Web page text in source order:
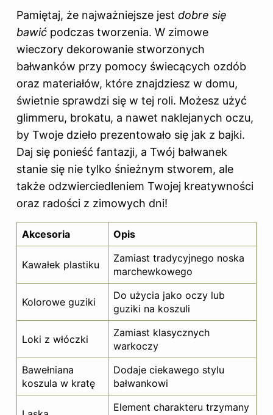
Pamiętaj, że najważniejsze jest dobre się
bawić podczas tworzenia. W zimowe
wieczory dekorowanie stworzonych
bałwanków przy pomocy świecących ozdób
oraz materiałów, które znajdziesz w domu,
świetnie sprawdzi się w tej roli. Możesz użyć
glimmeru, brokatu, a nawet naklejanych oczu,
by Twoje dzieło prezentowało się jak z bajki.
Daj się ponieść fantazji, a Twój bałwanek
stanie się nie tylko śnieżnym stworem, ale
także odzwierciedleniem Twojej kreatywności
oraz radości z zimowych dni!
Akcesoria Opis
Kawałek plastiku
Zamiast tradycyjnego noska
marchewkowego
Kolorowe guziki
Do użycia jako oczy lub
guziki na koszuli
Loki z włóczki
Zamiast klasycznych
warkoczy
Bawełniana
koszula w kratę
Dodaje ciekawego stylu
bałwankowi
Element charakteru trzymany